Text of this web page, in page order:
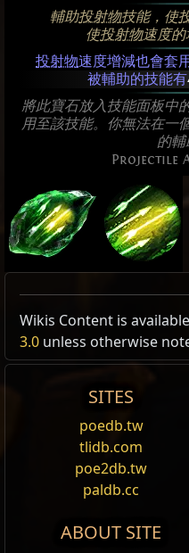
輔助投射物技能，使
使投射物速度的
投射物速度增減也會套
被輔助的技能有
將此寶石放入技能面板中
用至該技能。你無法在一
的輔
Projectile
Allow Type: 投射物, 投
Excluded Type:
熔火爆破
刺穿地上的熔融岩
時爆炸，對敵人造
破片。
將一道箭雨射向空
Wikis Content is
3.0 unless otherwise
SITES
poedb.tw
tlidb.com
poe2db.tw
paldb.cc
ABOUT SITE